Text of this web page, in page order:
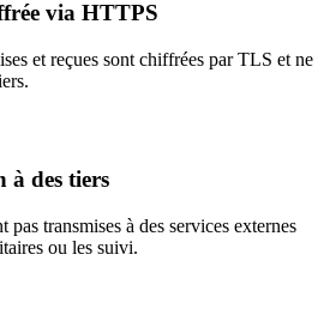
via HTTPS
et reçues sont chiffrées par TLS et ne
à des tiers
pas transmises à des services externes
ou les suivi.